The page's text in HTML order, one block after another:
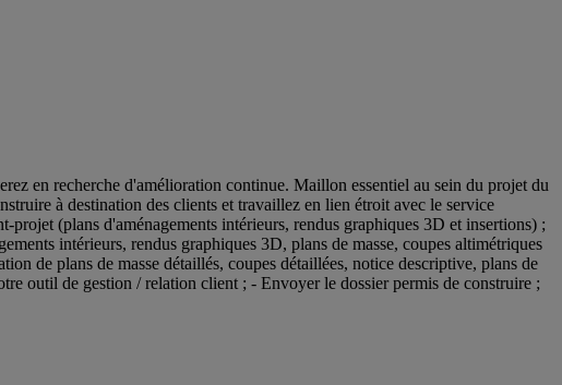
en recherche d'amélioration continue. Maillon essentiel au sein du projet du
à destination des clients et travaillez en lien étroit avec le service
(plans d'aménagements intérieurs, rendus graphiques 3D et insertions) ;
intérieurs, rendus graphiques 3D, plans de masse, coupes altimétriques
de plans de masse détaillés, coupes détaillées, notice descriptive, plans de
outil de gestion / relation client ; - Envoyer le dossier permis de construire ;